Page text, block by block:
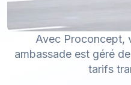
Avec Proconcept,
ambassade est géré
tarifs